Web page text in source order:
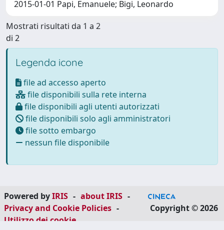
2015-01-01 Papi, Emanuele; Bigi, Leonardo
Mostrati risultati da 1 a 2
di 2
Legenda icone
file ad accesso aperto
file disponibili sulla rete interna
file disponibili agli utenti autorizzati
file disponibili solo agli amministratori
file sotto embargo
nessun file disponibile
Powered byIRIS - about IRIS -
Privacy and Cookie Policies -
Utilizzo dei cookie
Copyright © 2026